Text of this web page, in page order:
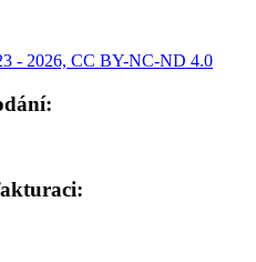
- 2026, CC BY-NC-ND 4.0